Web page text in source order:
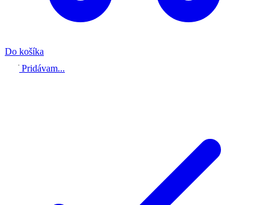
Do košíka
Pridávam...